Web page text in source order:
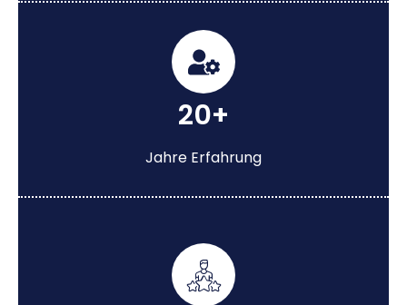
20+
Jahre Erfahrung